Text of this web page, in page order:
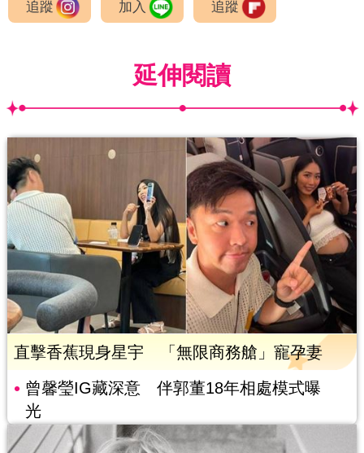
追蹤 加入 追蹤
延伸閱讀
直擊香蕉現身星宇 「無限商務艙」寵孕妻
曾馨瑩IG藏深意 伴郭董18年相處模式曝
光